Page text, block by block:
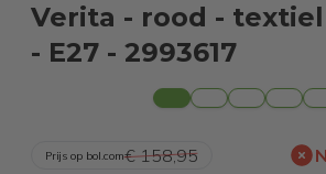
Verita - rood -
- E27 - 2993617
Prijs op bol.com€ 158,95